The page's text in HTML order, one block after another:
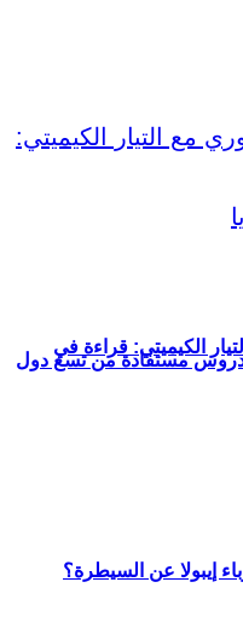
الكيميتي: قراءة في
مستفادة من تسع دول